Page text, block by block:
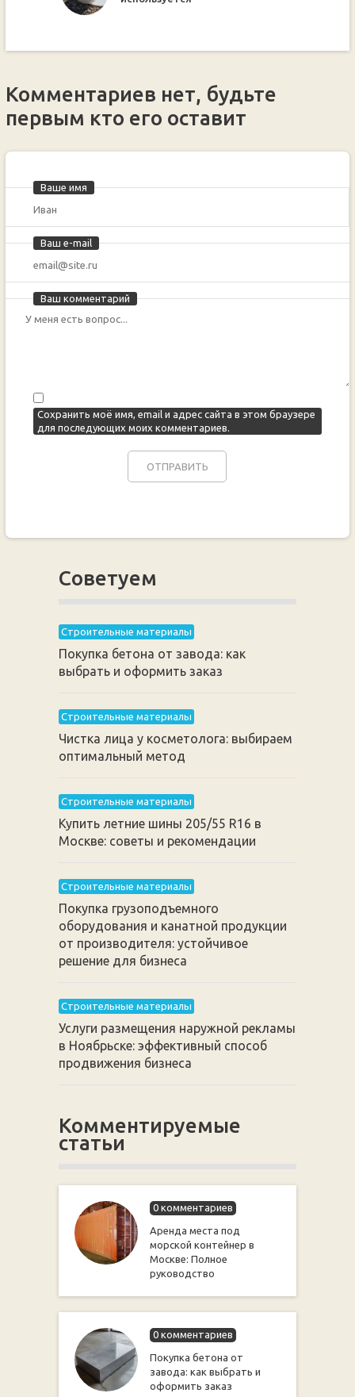
Комментариев нет, будьте
первым кто его оставит
Ваше имя
Ваш e-mail
Ваш комментарий
Сохранить моё имя, email и адрес сайта в этом браузере
для последующих моих комментариев.
Советуем
Строительные материалы
Покупка бетона от завода: как
выбрать и оформить заказ
Строительные материалы
Чистка лица у косметолога: выбираем
оптимальный метод
Строительные материалы
Купить летние шины 205/55 R16 в
Москве: советы и рекомендации
Строительные материалы
Покупка грузоподъемного
оборудования и канатной продукции
от производителя: устойчивое
решение для бизнеса
Строительные материалы
Услуги размещения наружной рекламы
в Ноябрьске: эффективный способ
продвижения бизнеса
Комментируемые
статьи
0 комментариев
Аренда места под
морской контейнер в
Москве: Полное
руководство
0 комментариев
Покупка бетона от
завода: как выбрать и
оформить заказ